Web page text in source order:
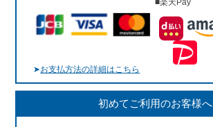
➤お支払方法の詳細はこちら
初めてご利用のお客様へ